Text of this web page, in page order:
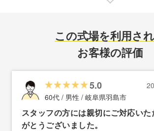
この式場を利用さ
お客様の評価
5.0
60代 / 男性 / 岐阜県羽島市
スタッフの方には親切にご対応いた
がとうございました。